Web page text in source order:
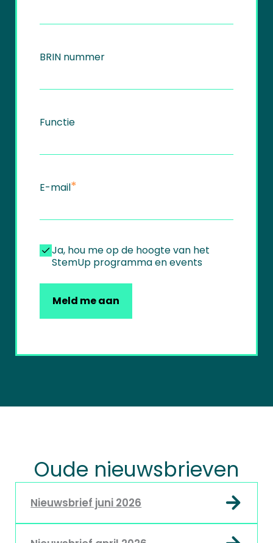
BRIN nummer
Functie
E-mail*
hou
me
de
hoogte
Ja, hou me op de hoogte van het
StemUp programma en events
Meld me aan
Oude nieuwsbrieven
Nieuwsbrief juni 2026